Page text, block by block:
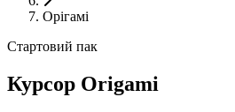
Орігамі
Стартовий пак
Курсор Origami